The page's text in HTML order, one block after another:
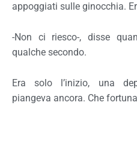
appoggiati sulle ginocchia.
-Non ci riesco-, disse
qualche secondo.
Era solo l’inizio, una
piangeva ancora. Che